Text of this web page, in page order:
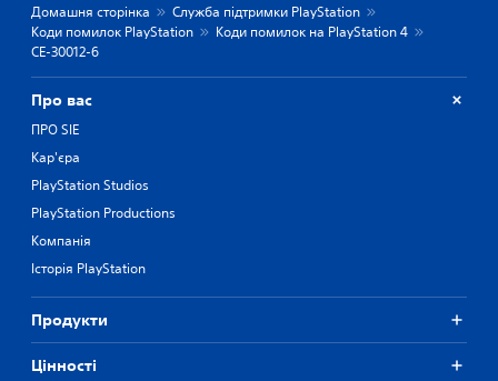
Домашня сторінка
Служба підтримки PlayStation
Коди помилок PlayStation
Коди помилок на PlayStation 4
CE-30012-6
Про вас
ПРО SIE
Кар'єра
PlayStation Studios
PlayStation Productions
Компанія
Історія PlayStation
Продукти
Цiнностi